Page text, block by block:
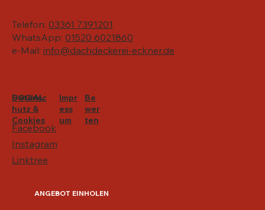
Datensc
hutz &
Cookies
Impr
ess
um
Be
wer
ten
SOCIAL
Facebook
Instagram
Linktree
ANGEBOT EINHOLEN
Telefon: 03361 7391201
WhatsApp: 01520 6021860
e-Mail: info@dachdeckerei-eckner.de